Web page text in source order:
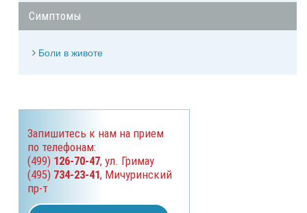
Симптомы
Боли в животе
Запишитесь к нам на прием
по телефонам:
(499) 126-70-47, ул. Гримау
(495) 734-23-41, Мичуринский
пр-т